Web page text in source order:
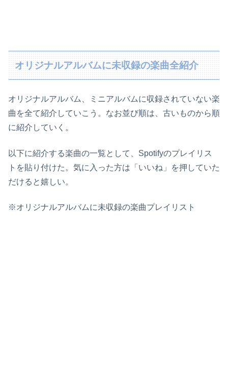
オリジナルアルバムに未収録の楽曲全紹介
オリジナルアルバム、ミニアルバムに収録されていない楽
曲を全て紹介していこう。なお並び順は、古いものから順
に紹介していく。
以下に紹介する楽曲の一覧として、Spotifyのプレイリス
トを貼り付けた。気に入った方は「いいね」を押していた
だけると嬉しい。
※オリジナルアルバムに未収録の楽曲プレイリスト